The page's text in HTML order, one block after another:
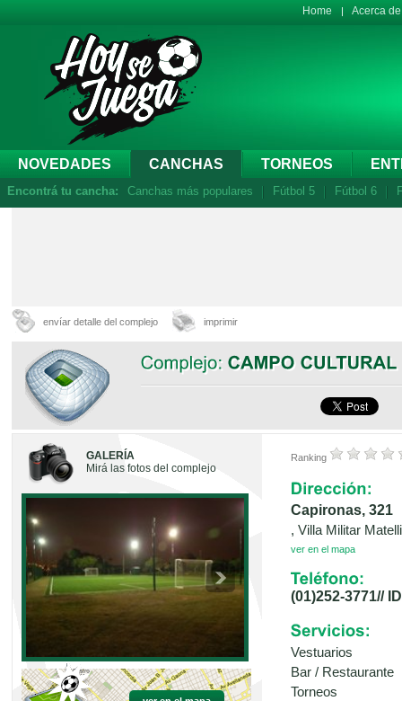
Home Acerca
NOVEDADES CANCHAS TORNEOS
Encontrá tu cancha: Canchas más populares Fútbol 5 Fútbol 6
envíar detalle del complejo imprimir
GALERÍA
Mirá las fotos del complejo
Ranking
Capironas, 321
, Villa Militar
ver en el mapa
(01)252-3771//
Vestuarios
Bar / Restaurante
Torneos